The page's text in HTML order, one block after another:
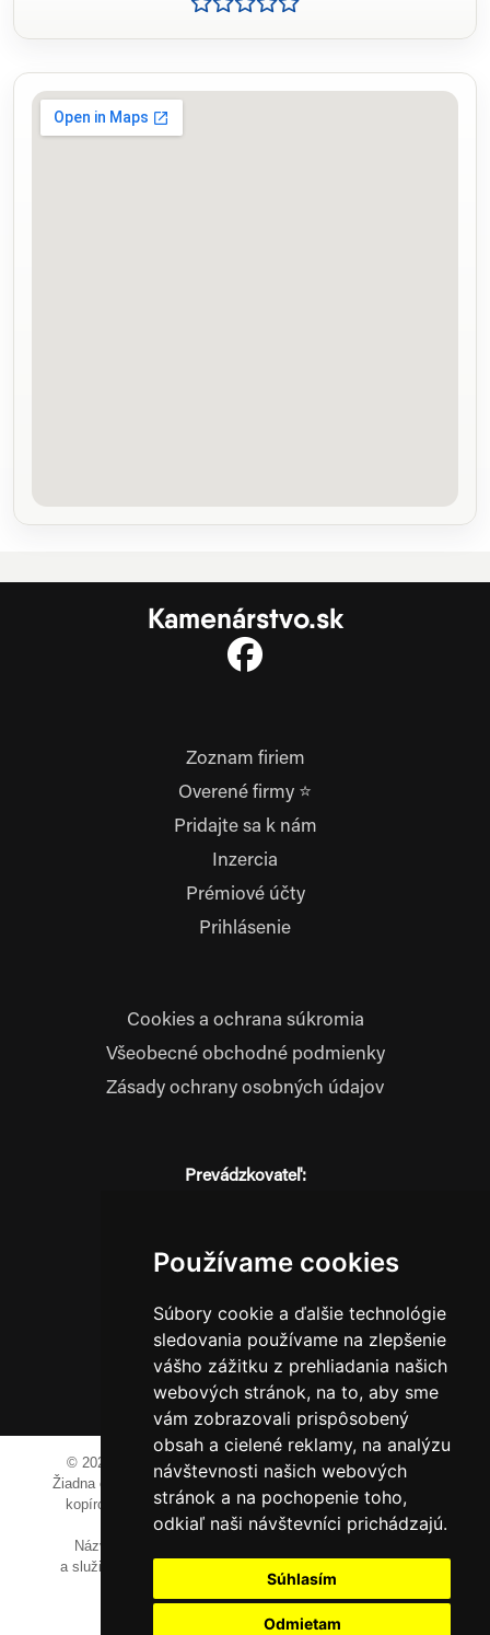
Používame cookies
Súbory cookie a ďalšie technológie
sledovania používame na zlepšenie
vášho zážitku z prehliadania našich
webových stránok, na to, aby sme
vám zobrazovali prispôsobený
obsah a cielené reklamy, na analýzu
návštevnosti našich webových
stránok a na pochopenie toho,
odkiaľ naši návštevníci prichádzajú.
Súhlasím
Odmietam
Kamenárstvo.sk
Zoznam firiem
Overené firmy ⭐
Pridajte sa k nám
Inzercia
Prémiové účty
Prihlásenie
Cookies a ochrana súkromia
Všeobecné obchodné podmienky
Zásady ochrany osobných údajov
Prevádzkovateľ:
014 01 Bytča
DIČ: 2121076738
0911 955 646
© 2023-2024 JM Media, s.r.o. Všetky práva vyhradené.
Žiadna časť tohto portálu ak nie je uvedené inak, nesmie byť
kopírovaná, alebo prezentovaná bez výslovného súhlasu
prevádzkovateľa.
Názvy spoločností, firiem a prezentovaných výrobkov
a služieb môžu byť registrovanými obchodnými známkami
ich vlastníkov.